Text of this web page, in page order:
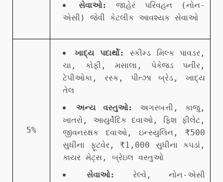
સેવાઓ:
જાહેર પરિવહન (નોન-
એસી) જેવી કેટલીક આવશ્યક સેવાઓ
5%
ખાદ્ય પદાર્થો:
સ્કીમ્ડ મિલ્ક પાવડર,
ચા, કોફી, મસાલા, પેકેજ્ડ પનીર,
ટેપીઓકા, રસ્ક, પીત્ઝા બ્રેડ, ખાદ્ય
તેલ
અન્ય વસ્તુઓ:
અગરબત્તી, કાજુ,
ખાતરો, આયુર્વેદિક દવાઓ, ફિશ ફીલેટ,
જીવનરક્ષક દવાઓ, ઇન્સ્યુલિન, ₹500
સુધીના ફૂટવેર, ₹1,000 સુધીના કપડાં,
કાયર મેટ્સ, બ્રેઇલ વસ્તુઓ
સેવાઓ:
રેલ્વે, નોન-એસી